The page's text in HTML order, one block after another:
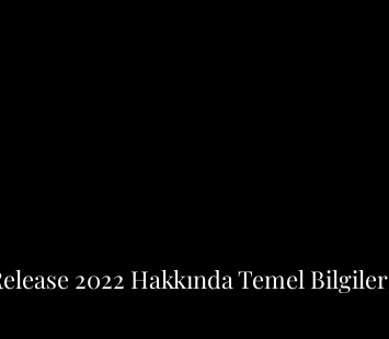
2022 Hakkında Temel Bilgiler